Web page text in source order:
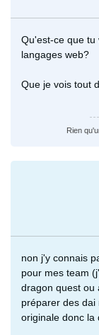
Qu'est-ce que tu
langages web?
Que je vois tout
Rien
non j'y connais
pour mes team
dragon quest ou
préparer des dai
originale donc la